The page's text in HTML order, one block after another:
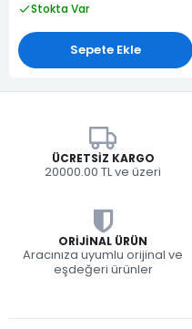
Stokta Var
Sepete Ekle
ÜCRETSIZ KARGO
20000.00 TL ve üzeri
ORIJINAL ÜRÜN
Aracınıza uyumlu orijinal ve
eşdeğeri ürünler